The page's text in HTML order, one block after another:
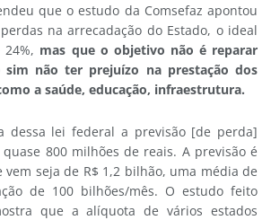
que o estudo da Comsefaz apontou
na arrecadação do Estado, o ideal
mas que o objetivo não é reparar
sim não ter prejuízo na prestação dos
a saúde, educação, infraestrutura.
dessa lei federal a previsão [de perda]
800 milhões de reais. A previsão é
seja de R$ 1,2 bilhão, uma média de
de 100 bilhões/mês. O estudo feito
que a alíquota de vários estados